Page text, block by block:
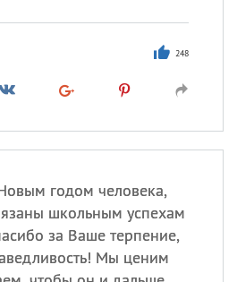
248
годом человека,
школьным успехам
за Ваше терпение,
Мы ценим